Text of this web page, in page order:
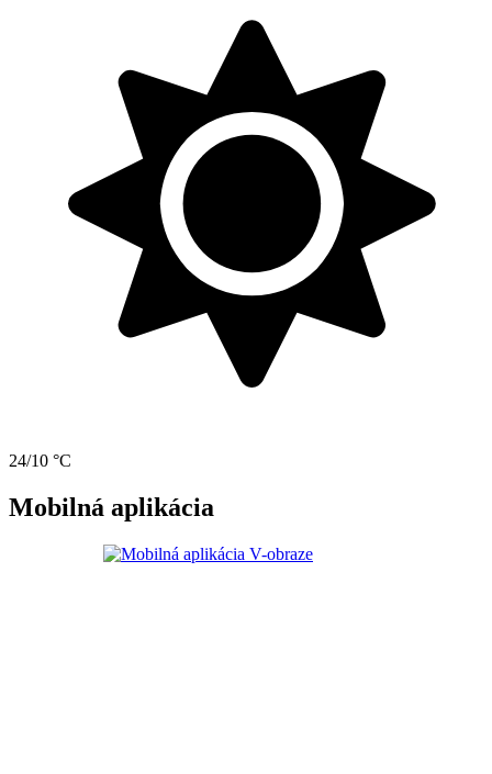
24/10 °C
Mobilná aplikácia